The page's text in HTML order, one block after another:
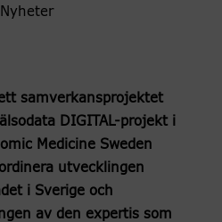
Nyheter
samverkansprojektet
DIGITAL-projekt i
Medicine Sweden
utvecklingen
i Sverige och
av den expertis som